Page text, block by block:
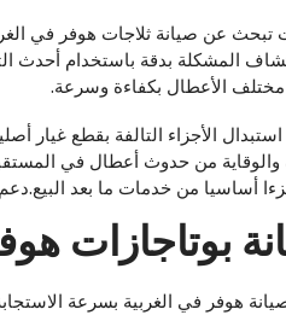
تبحث عن صيانة ثلاجات هوفر في
المشكلة بدقة باستخدام أحدث
مختلف الأعطال بكفاءة وسرعة.
الأجزاء التالفة بقطع غيار
والوقاية من حدوث أعطال في
أساسيا من خدمات ما بعد
بوتاجازات
هوفر في الغربية بسرعة